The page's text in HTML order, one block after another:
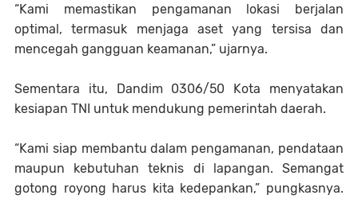
“Kami memastikan pengamanan lokasi berjalan
optimal, termasuk menjaga aset yang tersisa dan
mencegah gangguan keamanan,” ujarnya.
Sementara itu, Dandim 0306/50 Kota menyatakan
kesiapan TNI untuk mendukung pemerintah daerah.
“Kami siap membantu dalam pengamanan, pendataan
maupun kebutuhan teknis di lapangan. Semangat
gotong royong harus kita kedepankan,” pungkasnya.